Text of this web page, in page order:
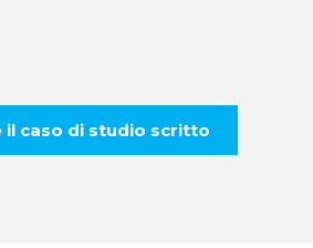
il caso di studio scritto